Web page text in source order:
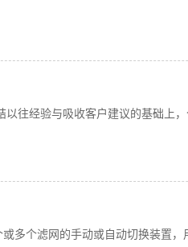
往经验与吸收客户建议的基础上
个滤网的手动或自动切换装置，